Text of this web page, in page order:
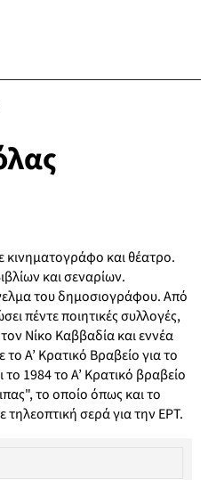
κινηματογράφο και θέατρο.
και σεναρίων.
του δημοσιογράφου. Από
πέντε ποιητικές συλλογές,
Νίκο Καββαδία και εννέα
Α’ Κρατικό Βραβείο για το
1984 το Α’ Κρατικό βραβείο
το οποίο όπως και το
τηλεοπτική σερά για την ΕΡΤ.